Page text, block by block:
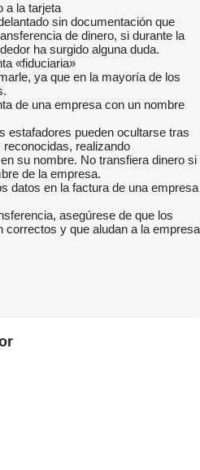
a la tarjeta
sin documentación que
de dinero, si durante la
ha surgido alguna duda.
«fiduciaria»
ya que en la mayoría de los
de una empresa con un nombre
estafadores pueden ocultarse tras
realizando
su nombre. No transfiera dinero si
de la empresa.
datos en la factura de una empresa
asegúrese de que los
correctos y que aludan a la empresa